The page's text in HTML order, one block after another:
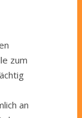
zum
an